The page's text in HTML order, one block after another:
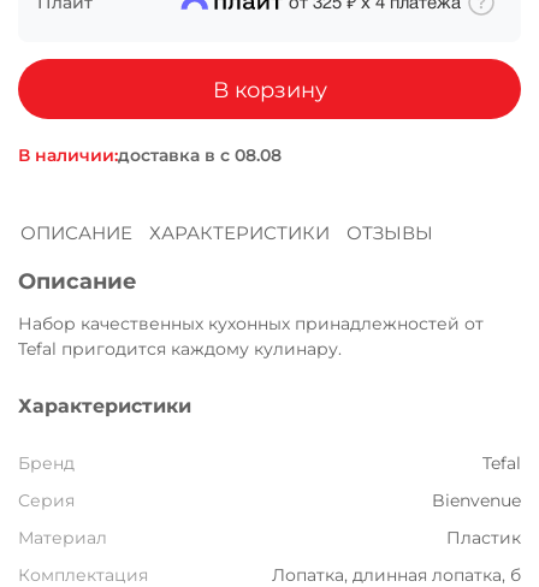
В корзину
от 325 ₽ х 4 платежа
В наличии:доставка в
ОПИСАНИЕ ХАРАКТЕРИСТИКИ ОТЗЫВЫ
Описание
Набор качественных кухонных принадлежностей от
Tefal пригодится каждому кулинару.
Характеристики
Бренд
Tefal
Серия
Bienvenue
Материал
Пластик
Комплектация
Лопатка, длинная лопатка, б
Остались вопросы?